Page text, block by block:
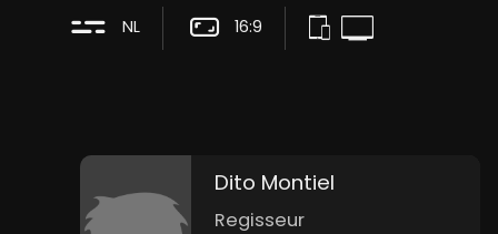
zich laten - of sleurt het hem en
belangrijker: brengt deze storm
NL 16:9
Dito Montiel
Regisseur